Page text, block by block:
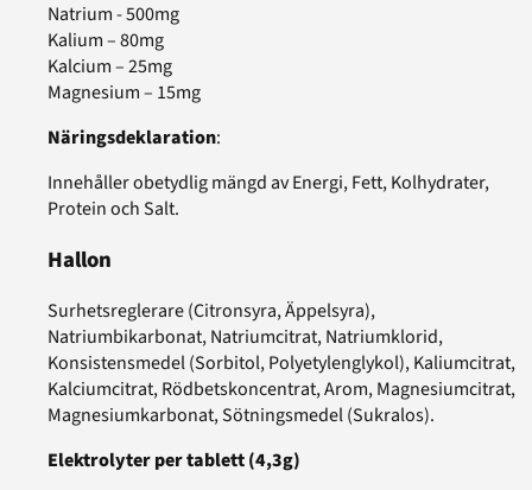
Natrium - 500mg
Kalium – 80mg
Kalcium – 25mg
Magnesium – 15mg
Näringsdeklaration:
Innehåller obetydlig mängd av Energi, Fett, Kolhydrater,
Protein och Salt.
Hallon
Surhetsreglerare (Citronsyra, Äppelsyra),
Natriumbikarbonat, Natriumcitrat, Natriumklorid,
Konsistensmedel (Sorbitol, Polyetylenglykol), Kaliumcitrat,
Kalciumcitrat, Rödbetskoncentrat, Arom, Magnesiumcitrat,
Magnesiumkarbonat, Sötningsmedel (Sukralos).
Elektrolyter per tablett (4,3g)